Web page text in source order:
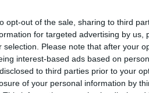
opt-out of the sale, sharing to third
for targeted advertising by us,
selection. Please note that after your
interest-based ads based on
to third parties prior to your
of your personal information by
Ένωση και
τις
σε δύο κεντρικούς